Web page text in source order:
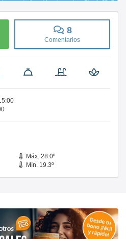
8
Comentarios
Máx. 28.0º
Mín. 19.3º